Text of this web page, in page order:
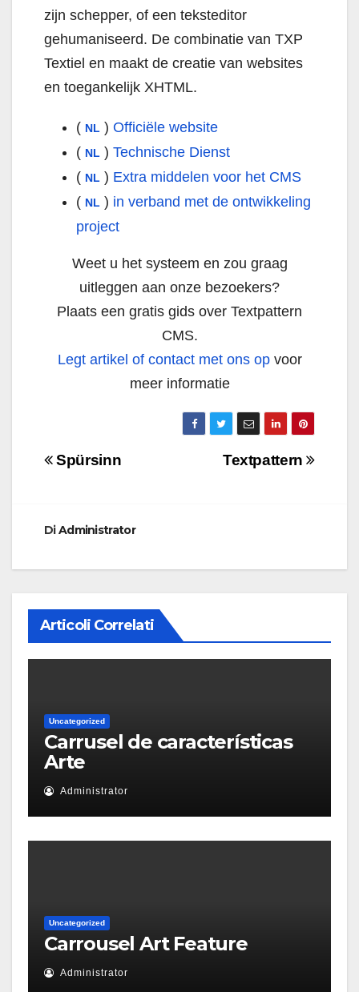
zijn schepper, of een teksteditor
gehumaniseerd. De combinatie van TXP
Textiel en maakt de creatie van websites
en toegankelijk XHTML.
( NL ) Officiële website
( NL ) Technische Dienst
( NL ) Extra middelen voor het CMS
( NL ) in verband met de ontwikkeling
project
Weet u het systeem en zou graag
uitleggen aan onze bezoekers?
Plaats een gratis gids over Textpattern
CMS.
Legt artikel of contact met ons opvoor
meer informatie
Navigazione
Textpattern
Spürsinn
DiAdministrator
Articoli Correlati
Uncategorized
Carrusel de características
Arte
Administrator
Uncategorized
Carrousel Art Feature
Administrator